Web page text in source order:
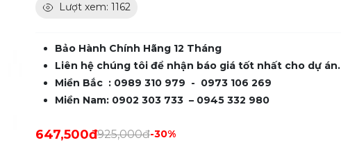
Lượt xem: 1162
Bảo Hành Chính Hãng 12 Tháng
Liên hệ chúng tôi để nhận báo giá tốt nhất cho dự án.
Miền Bắc : 0989 310 979 - 0973 106 269
Miền Nam: 0902 303 733 – 0945 332 980
647,500đ925,000đ-30%